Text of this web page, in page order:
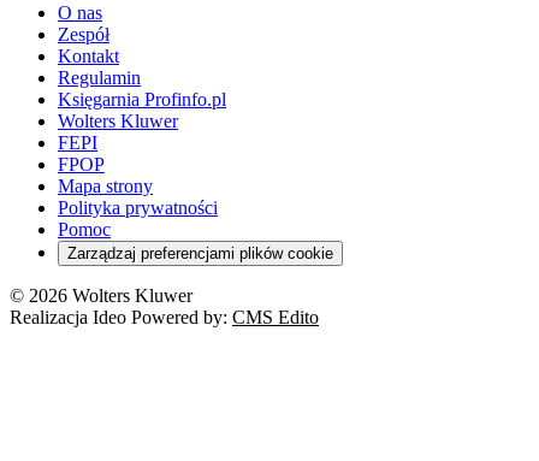
O nas
Zespół
Kontakt
Regulamin
Księgarnia Profinfo.pl
Wolters Kluwer
FEPI
FPOP
Mapa strony
Polityka prywatności
Pomoc
Zarządzaj preferencjami plików cookie
© 2026 Wolters Kluwer
Realizacja Ideo Powered by: CMS Edito